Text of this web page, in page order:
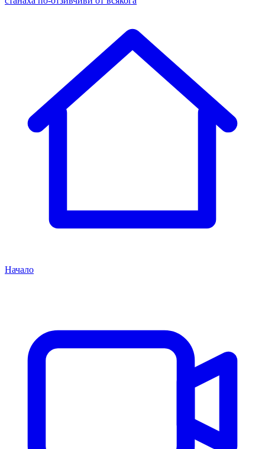
Начало